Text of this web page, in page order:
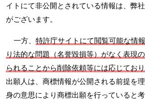
イトにて非公開とされている情報は、弊
がございます。
一方、 特許庁サイトにて閲覧可能な情
り法的な問題（名誉毀損等）がなく表現
られることから削除依頼等には応じてお
出願人は、商標情報が公開される前提を
身の意思により商標出願を行っていると